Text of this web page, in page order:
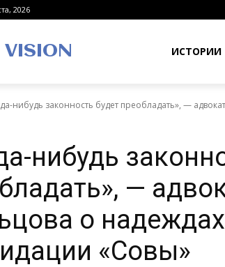
2026
VISION ИСТОРИИ
нибудь законность будет преобладать», —
нибудь
—
о
«Совы»